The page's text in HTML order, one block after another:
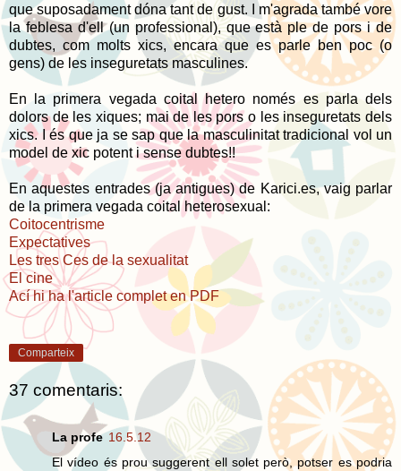
que suposadament dóna tant de gust. I m'agrada també vore
la feblesa d'ell (un professional), que està ple de pors i de
dubtes, com molts xics, encara que es parle ben poc (o
gens) de les inseguretats masculines.
En la primera vegada coital hetero només es parla dels
dolors de les xiques; mai de les pors o les inseguretats dels
xics. I és que ja se sap que la masculinitat tradicional vol un
model de xic potent i sense dubtes!!
En aquestes entrades (ja antigues) de Karici.es, vaig parlar
de la primera vegada coital heterosexual:
Coitocentrisme
Expectatives
Les tres Ces de la sexualitat
El cine
Ací hi ha l'article complet en PDF
Comparteix
37 comentaris:
La profe 16.5.12
El vídeo és prou suggerent ell solet però, potser es podria